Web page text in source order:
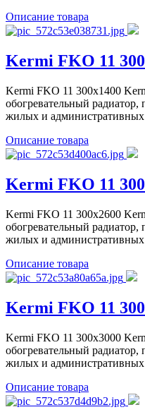
Описание товара
Kermi FKO 11
Kermi FKO 11 300x1400
обогревательный радиатор,
жилых и
Описание товара
Kermi FKO 11
Kermi FKO 11 300x2600
обогревательный радиатор,
жилых и
Описание товара
Kermi FKO 11
Kermi FKO 11 300x3000
обогревательный радиатор,
жилых и
Описание товара